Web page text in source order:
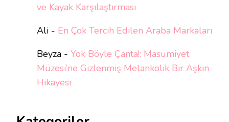
ve Kayak Karşılaştırması
Ali - En Çok Tercih Edilen Araba Markaları
Beyza - Yok Böyle Çanta!: Masumiyet
Müzesi’ne Gizlenmiş Melankolik Bir Aşkın
Hikayesi